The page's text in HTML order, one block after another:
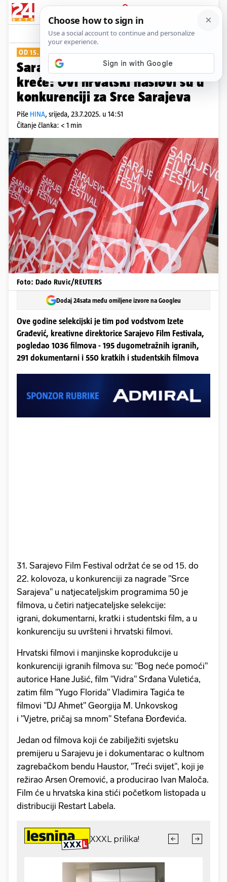
PRIJAVA
Show Komentari
OD 15. DO 22. KOLOVOZA
Sarajevo Film Festival uskoro
kreće: Ovi hrvatski naslovi su u
konkurenciji za Srce Sarajeva
Piše HINA, srijeda, 23.7.2025. u 14:51
Čitanje članka: < 1 min
Foto: Dado Ruvic/REUTERS
Dodaj 24sata među omiljene izvore na Googleu
Ove godine selekcijski je tim pod vodstvom Izete
Građević, kreativne direktorice Sarajevo Film Festivala,
pogledao 1036 filmova - 195 dugometražnih igranih,
291 dokumentarni i 550 kratkih i studentskih filmova
31. Sarajevo Film Festival održat će se od 15. do
22. kolovoza, u konkurenciji za nagrade "Srce
Sarajeva" u natjecateljskim programima 50 je
filmova, u četiri natjecateljske selekcije:
igrani, dokumentarni, kratki i studentski film, a u
konkurenciju su uvršteni i hrvatski filmovi.
Hrvatski filmovi i manjinske koprodukcije u
konkurenciji igranih filmova su: "Bog neće pomoći"
autorice Hane Jušić, film "Vidra" Srđana Vuletića,
zatim film "Yugo Florida" Vladimira Tagića te
filmovi "DJ Ahmet" Georgija M. Unkovskog
i "Vjetre, pričaj sa mnom" Stefana Đorđevića.
Jedan od filmova koji će zabilježiti svjetsku
premijeru u Sarajevu je i dokumentarac o kultnom
zagrebačkom bendu Haustor, "Treći svijet", koji je
režirao Arsen Oremović, a producirao Ivan Maloča.
Film će u hrvatska kina stići početkom listopada u
distribuciji Restart Labela.